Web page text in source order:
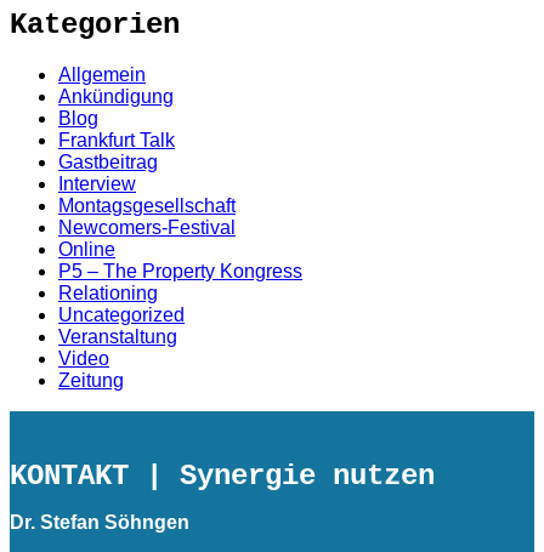
Kategorien
Allgemein
Ankündigung
Blog
Frankfurt Talk
Gastbeitrag
Interview
Montagsgesellschaft
Newcomers-Festival
Online
P5 – The Property Kongress
Relationing
Uncategorized
Veranstaltung
Video
Zeitung
KONTAKT | Synergie nutzen
Dr. Stefan Söhngen